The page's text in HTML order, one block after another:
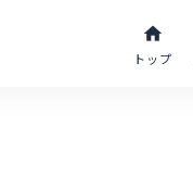
home
トップ